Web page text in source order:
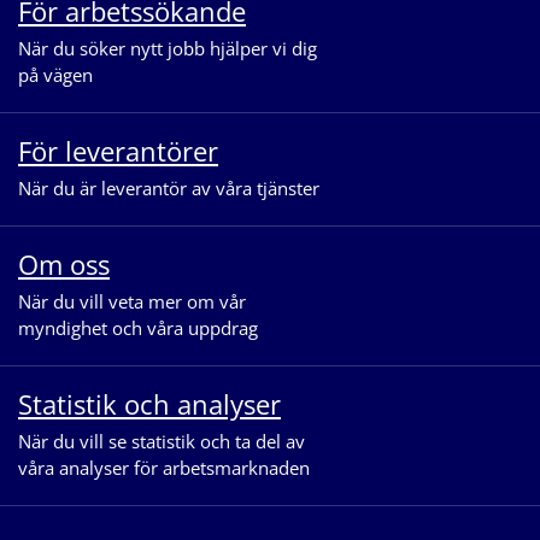
För arbetssökande
När du söker nytt jobb hjälper vi dig
på vägen
För leverantörer
När du är leverantör av våra tjänster
Om oss
När du vill veta mer om vår
myndighet och våra uppdrag
Statistik och analyser
När du vill se statistik och ta del av
våra analyser för arbetsmarknaden